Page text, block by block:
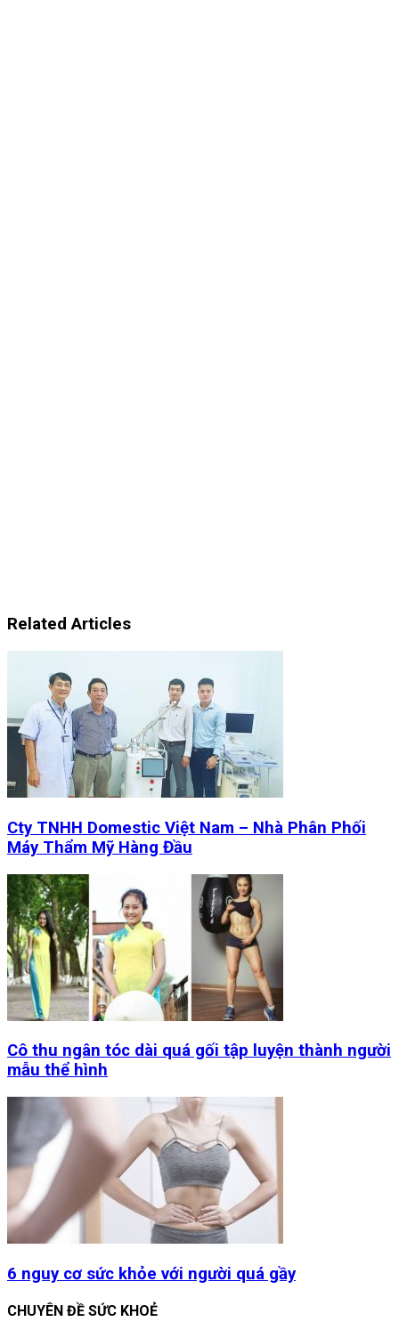
Related Articles
Cty TNHH Domestic Việt Nam – Nhà Phân Phối
Máy Thẩm Mỹ Hàng Đầu
Cô thu ngân tóc dài quá gối tập luyện thành người
mẫu thể hình
6 nguy cơ sức khỏe với người quá gầy
CHUYÊN ĐỀ SỨC KHOẺ